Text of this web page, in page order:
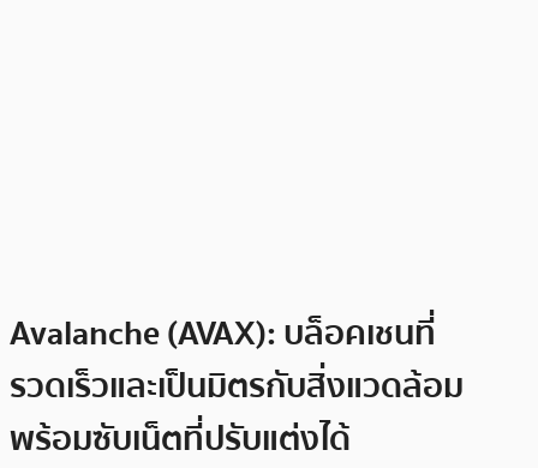
Avalanche (AVAX): บล็อคเชนที่
รวดเร็วและเป็นมิตรกับสิ่งแวดล้อม
พร้อมซับเน็ตที่ปรับแต่งได้